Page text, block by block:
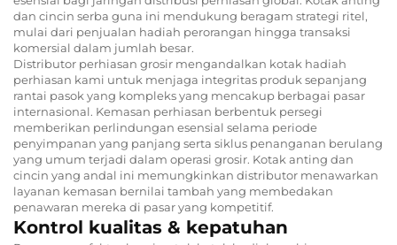
dan cincin serba guna ini mendukung beragam strategi ritel,
mulai dari penjualan hadiah perorangan hingga transaksi
komersial dalam jumlah besar.
Distributor perhiasan grosir mengandalkan kotak hadiah
perhiasan kami untuk menjaga integritas produk sepanjang
rantai pasok yang kompleks yang mencakup berbagai pasar
internasional. Kemasan perhiasan berbentuk persegi
memberikan perlindungan esensial selama periode
penyimpanan yang panjang serta siklus penanganan berulang
yang umum terjadi dalam operasi grosir. Kotak anting dan
cincin yang andal ini memungkinkan distributor menawarkan
layanan kemasan bernilai tambah yang membedakan
penawaran mereka di pasar yang kompetitif.
Kontrol kualitas & kepatuhan